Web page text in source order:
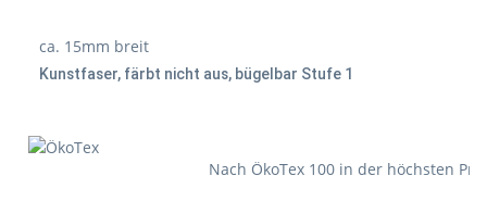
ca. 15mm breit
Kunstfaser, färbt nicht aus, bügelbar Stufe 1
Nach ÖkoTex 100 in der höchsten